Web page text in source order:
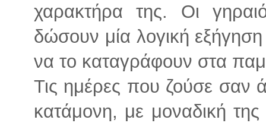
χαρακτήρα της. Οι
δώσουν μία λογική
να το καταγράφουν στα
Τις ημέρες που ζούσε σαν
κατάμονη, με μοναδική